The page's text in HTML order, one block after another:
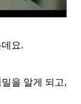
요.
을 알게 되고,